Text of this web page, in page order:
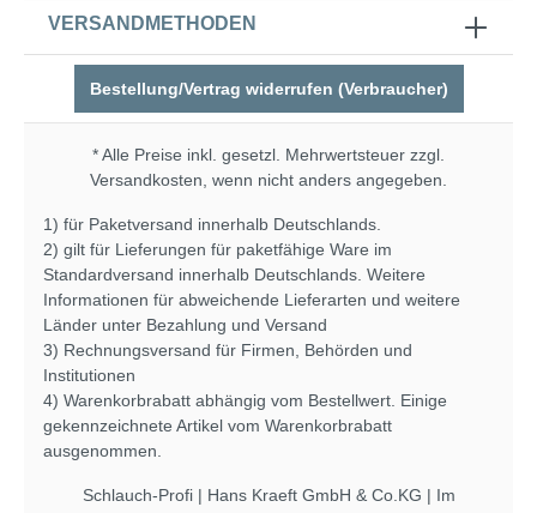
VERSANDMETHODEN
Bestellung/Vertrag widerrufen (Verbraucher)
* Alle Preise inkl. gesetzl. Mehrwertsteuer zzgl.
Versandkosten , wenn nicht anders angegeben.
1) für Paketversand innerhalb Deutschlands.
2) gilt für Lieferungen für paketfähige Ware im
Standardversand innerhalb Deutschlands. Weitere
Informationen für abweichende Lieferarten und weitere
Länder unter Bezahlung und Versand
3) Rechnungsversand für Firmen, Behörden und
Institutionen
4) Warenkorbrabatt abhängig vom Bestellwert. Einige
gekennzeichnete Artikel vom Warenkorbrabatt
ausgenommen.
Schlauch-Profi | Hans Kraeft GmbH & Co.KG | Im